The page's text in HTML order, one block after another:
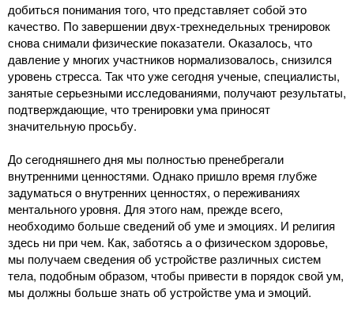
добиться понимания того, что представляет собой это
качество. По завершении двух-трехнедельных тренировок
снова снимали физические показатели. Оказалось, что
давление у многих участников нормализовалось, снизился
уровень стресса. Так что уже сегодня ученые, специалисты,
занятые серьезными исследованиями, получают результаты,
подтверждающие, что тренировки ума приносят
значительную просьбу.
До сегодняшнего дня мы полностью пренебрегали
внутренними ценностями. Однако пришло время глубже
задуматься о внутренних ценностях, о переживаниях
ментального уровня. Для этого нам, прежде всего,
необходимо больше сведений об уме и эмоциях. И религия
здесь ни при чем. Как, заботясь а о физическом здоровье,
мы получаем сведения об устройстве различных систем
тела, подобным образом, чтобы привести в порядок свой ум,
мы должны больше знать об устройстве ума и эмоций.